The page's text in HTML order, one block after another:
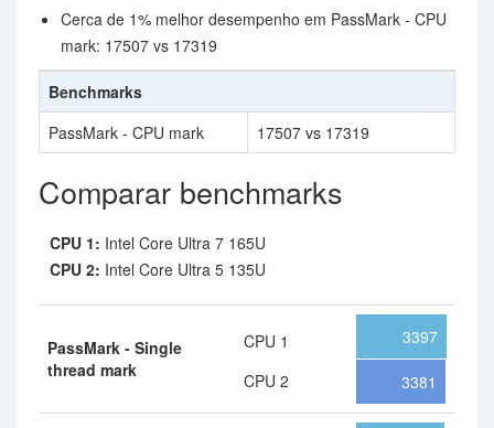
Cerca de 1% melhor desempenho em PassMark - CPU
mark: 17507 vs 17319
Benchmarks
PassMark - CPU mark
17507 vs 17319
Comparar benchmarks
CPU 1: Intel Core Ultra 7 165U
CPU 2: Intel Core Ultra 5 135U
PassMark - Single
thread mark
CPU 1
CPU 2
3397
3381